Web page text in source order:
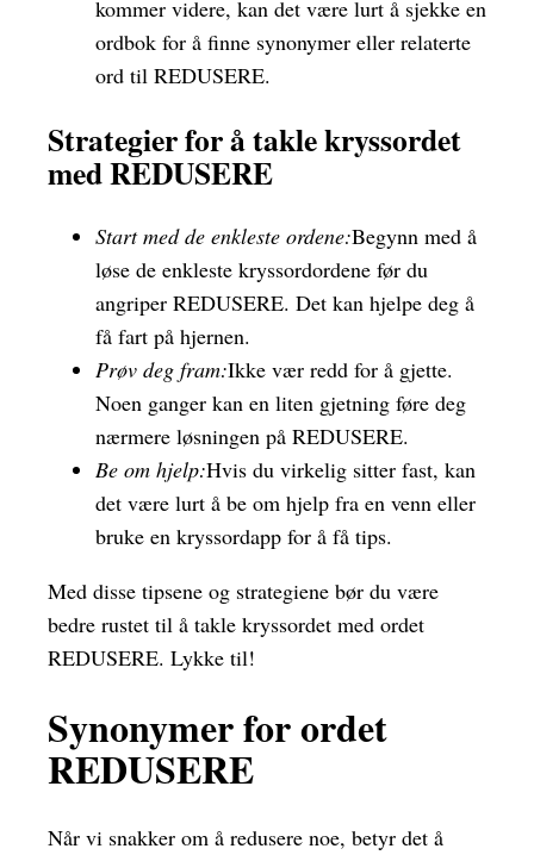
kommer videre, kan det være lurt å sjekke en
ordbok for å finne synonymer eller relaterte
ord til REDUSERE.
Strategier for å takle kryssordet
med REDUSERE
Start med de enkleste ordene:Begynn med å
løse de enkleste kryssordordene før du
angriper REDUSERE. Det kan hjelpe deg å
få fart på hjernen.
Prøv deg fram:Ikke vær redd for å gjette.
Noen ganger kan en liten gjetning føre deg
nærmere løsningen på REDUSERE.
Be om hjelp:Hvis du virkelig sitter fast, kan
det være lurt å be om hjelp fra en venn eller
bruke en kryssordapp for å få tips.
Med disse tipsene og strategiene bør du være
bedre rustet til å takle kryssordet med ordet
REDUSERE. Lykke til!
Synonymer for ordet
REDUSERE
Når vi snakker om å redusere noe, betyr det å